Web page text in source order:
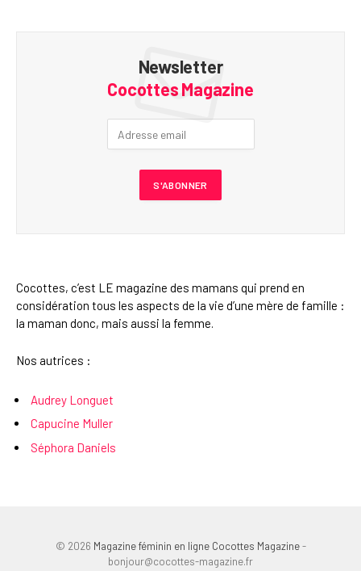
Newsletter
Cocottes Magazine
Cocottes, c’est LE magazine des mamans qui prend en
considération tous les aspects de la vie d’une mère de famille :
la maman donc, mais aussi la femme.
Nos autrices :
Audrey Longuet
Capucine Muller
Séphora Daniels
© 2026 Magazine féminin en ligne Cocottes Magazine-
bonjour@cocottes-magazine.fr